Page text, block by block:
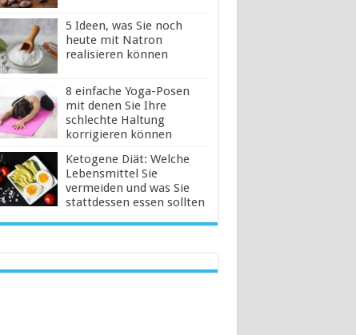
5 Ideen, was Sie noch
heute mit Natron
realisieren können
8 einfache Yoga-Posen
mit denen Sie Ihre
schlechte Haltung
korrigieren können
Ketogene Diät: Welche
Lebensmittel Sie
vermeiden und was Sie
stattdessen essen sollten